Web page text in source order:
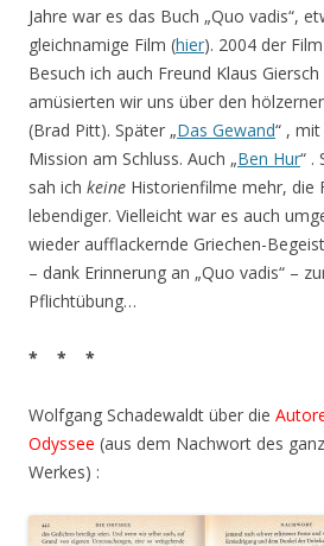
Jahre war es das Buch „Quo vadis“,
gleichnamige Film (hier). 2004 der Film
Besuch ich auch Freund Klaus
amüsierten wir uns über den
(Brad Pitt). Später „Das Gewand“ ,
Mission am Schluss. Auch „Ben Hur“ .
sah ich keine Historienfilme mehr, die
lebendiger. Vielleicht war es auch
wieder aufflackernde Griechen-
– dank Erinnerung an „Quo vadis“ –
Pflichtübung…
* * *
Wolfgang Schadewaldt über die
Odyssee (aus dem Nachwort des
Werkes) :